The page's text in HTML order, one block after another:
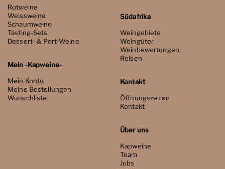
Rotweine
Weissweine
Schaumweine
Tasting-Sets
Dessert- & Port-Weine
Mein -Kapweine-
Mein Konto
Meine Bestellungen
Wunschliste
Südafrika
Weingebiete
Weingüter
Weinbewertungen
Reisen
Kontakt
Öffnungszeiten
Kontakt
Über uns
Kapweine
Team
Jobs